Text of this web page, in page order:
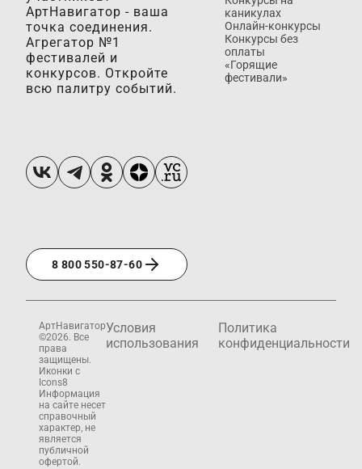
АртНавигатор - ваша
точка соединения.
Агрегатор №1
фестивалей и
конкурсов. Откройте
всю палитру событий.
8 800 550-87-60
каникулах
Онлайн-конкурсы
Конкурсы без
оплаты
«Горящие
фестивали»
АртНавигатор
©2026. Все
права
защищены.
Иконки с
Icons8
Информация
на сайте несет
справочный
характер, не
является
публичной
офертой.
Условия
использования
Политика
конфиденциальности